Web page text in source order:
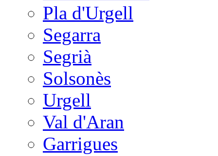
Pla d'Urgell
Segarra
Segrià
Solsonès
Urgell
Val d'Aran
Garrigues